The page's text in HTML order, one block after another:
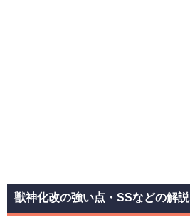
獣神化改の強い点・SSなどの解説